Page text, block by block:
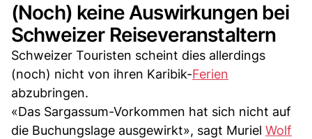
(Noch) keine Auswirkungen bei
Schweizer Reiseveranstaltern
Schweizer Touristen scheint dies allerdings
(noch) nicht von ihren Karibik-Ferien
abzubringen.
«Das Sargassum-Vorkommen hat sich nicht auf
die Buchungslage ausgewirkt», sagt Muriel Wolf